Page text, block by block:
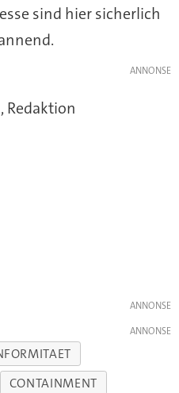
sind hier sicherlich
Redaktion
CONTAINMENT